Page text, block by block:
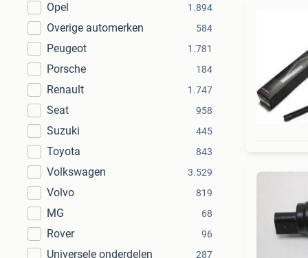
Opel 1.894
Overige automerken 584
Peugeot 1.781
Porsche 184
Renault 1.747
Seat 958
Suzuki 445
Toyota 843
Volkswagen 3.529
Volvo 819
MG 68
Rover 96
Universele onderdelen 287